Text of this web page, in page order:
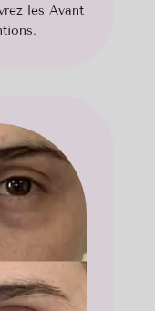
les Avant